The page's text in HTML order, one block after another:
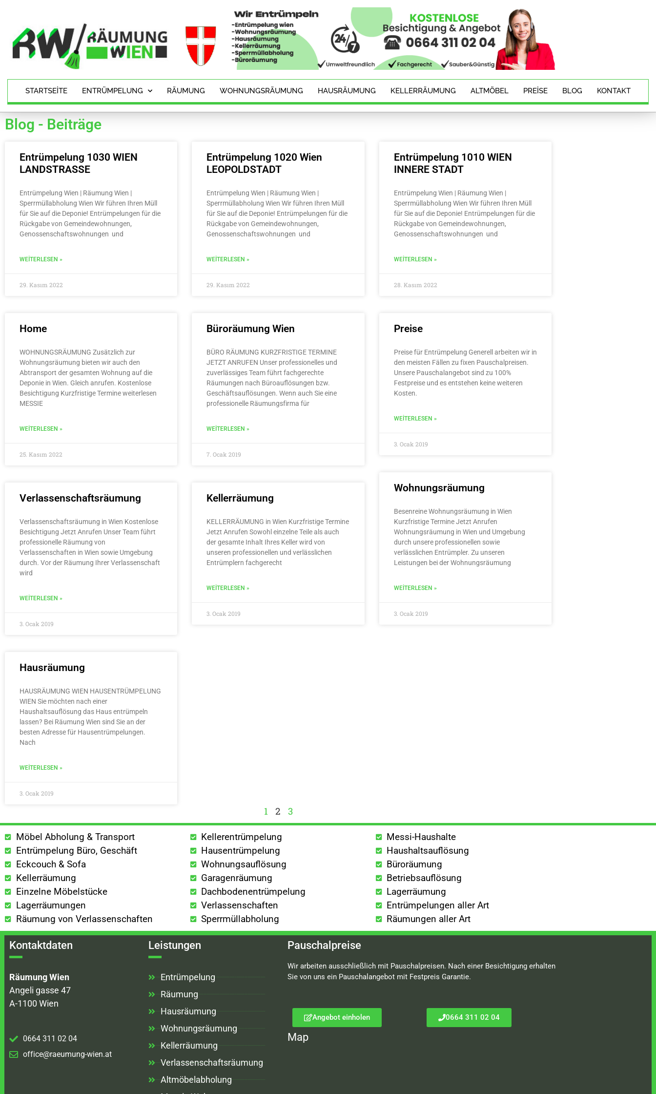
STARTSEITE ENTRÜMPELUNG RÄUMUNG WOHNUNGSRÄUMUNG HAUSRÄUMUNG KELLERRÄUMUNG ALTMÖBEL PREISE BLOG KONTAKT
Blog - Beiträge
Entrümpelung 1030 WIEN
LANDSTRASSE
Entrümpelung Wien | Räumung Wien |
Sperrmüllabholung Wien Wir führen Ihren Müll
für Sie auf die Deponie! Entrümpelungen für die
Rückgabe von Gemeindewohnungen,
Genossenschaftswohnungen und
WEITERLESEN »
29. Kasım 2022
Entrümpelung 1020 Wien
LEOPOLDSTADT
Entrümpelung Wien | Räumung Wien |
Sperrmüllabholung Wien Wir führen Ihren Müll
für Sie auf die Deponie! Entrümpelungen für die
Rückgabe von Gemeindewohnungen,
Genossenschaftswohnungen und
WEITERLESEN »
29. Kasım 2022
Entrümpelung 1010 WIEN
INNERE STADT​
Entrümpelung Wien | Räumung Wien |
Sperrmüllabholung Wien Wir führen Ihren Müll
für Sie auf die Deponie! Entrümpelungen für die
Rückgabe von Gemeindewohnungen,
Genossenschaftswohnungen und
WEITERLESEN »
28. Kasım 2022
Home
WOHNUNGSRÄUMUNG Zusätzlich zur
Wohnungsräumung bieten wir auch den
Abtransport der gesamten Wohnung auf die
Deponie in Wien. Gleich anrufen. Kostenlose
Besichtigung Kurzfristige Termine weiterlesen
MESSIE
WEITERLESEN »
25. Kasım 2022
Büroräumung Wien
BÜRO RÄUMUNG KURZFRISTIGE TERMINE
JETZT ANRUFEN Unser professionelles und
zuverlässiges Team führt fachgerechte
Räumungen nach Büroauflösungen bzw.
Geschäftsauflösungen. Wenn auch Sie eine
professionelle Räumungsfirma für
WEITERLESEN »
7. Ocak 2019
Preise
Preise für Entrümpelung Generell arbeiten wir in
den meisten Fällen zu fixen Pauschalpreisen.
Unsere Pauschalangebot sind zu 100%
Festpreise und es entstehen keine weiteren
Kosten.
WEITERLESEN »
3. Ocak 2019
Verlassenschaftsräumung
Verlassenschaftsräumung in Wien Kostenlose
Besichtigung Jetzt Anrufen Unser Team führt
professionelle Räumung von
Verlassenschaften in Wien sowie Umgebung
durch. Vor der Räumung Ihrer Verlassenschaft
wird
WEITERLESEN »
3. Ocak 2019
Kellerräumung
KELLERRÄUMUNG in Wien Kurzfristige Termine
Jetzt Anrufen Sowohl einzelne Teile als auch
der gesamte Inhalt Ihres Keller wird von
unseren professionellen und verlässlichen
Entrümplern fachgerecht
WEITERLESEN »
3. Ocak 2019
Wohnungsräumung
Besenreine Wohnungsräumung in Wien
Kurzfristige Termine Jetzt Anrufen
Wohnungsräumung in Wien und Umgebung
durch unsere professionellen sowie
verlässlichen Entrümpler. Zu unseren
Leistungen bei der Wohnungsräumung
WEITERLESEN »
3. Ocak 2019
Hausräumung
HAUSRÄUMUNG WIEN HAUSENTRÜMPELUNG
WIEN Sie möchten nach einer
Haushaltsauflösung das Haus entrümpeln
lassen? Bei Räumung Wien sind Sie an der
besten Adresse für Hausentrümpelungen.
Nach
WEITERLESEN »
3. Ocak 2019
1 2 3
Möbel Abholung & Transport
Entrümpelung Büro, Geschäft
Eckcouch & Sofa
Kellerräumung
Einzelne Möbelstücke
Lagerräumungen
Räumung von Verlassenschaften
Kellerentrümpelung
Hausentrümpelung
Wohnungsauflösung
Garagenräumung
Dachbodenentrümpelung
Verlassenschaften
Sperrmüllabholung
Messi-Haushalte
Haushaltsauflösung
Büroräumung
Betriebsauflösung
Lagerräumung
Entrümpelungen aller Art
Räumungen aller Art
Kontaktdaten
Räumung Wien
Angeli gasse 47
A-1100 Wien
0664 311 02 04
office@raeumung-wien.at
Leistungen
Entrümpelung
Räumung
Hausräumung
Wohnungsräumung
Kellerräumung
Verlassenschaftsräumung
Altmöbelabholung
Pauschalpreise
Wir arbeiten ausschließlich mit Pauschalpreisen. Nach einer Besichtigung erhalten
Sie von uns ein Pauschalangebot mit Festpreis Garantie.
Angebot einholen 0664 311 02 04
Map